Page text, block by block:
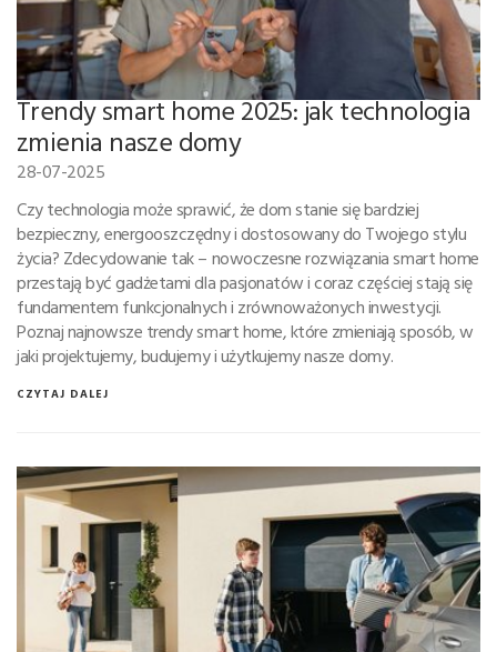
Trendy smart home 2025: jak technologia
zmienia nasze domy
28-07-2025
Czy technologia może sprawić, że dom stanie się bardziej
bezpieczny, energooszczędny i dostosowany do Twojego stylu
życia? Zdecydowanie tak – nowoczesne rozwiązania smart home
przestają być gadżetami dla pasjonatów i coraz częściej stają się
fundamentem funkcjonalnych i zrównoważonych inwestycji.
Poznaj najnowsze trendy smart home, które zmieniają sposób, w
jaki projektujemy, budujemy i użytkujemy nasze domy.
CZYTAJ DALEJ